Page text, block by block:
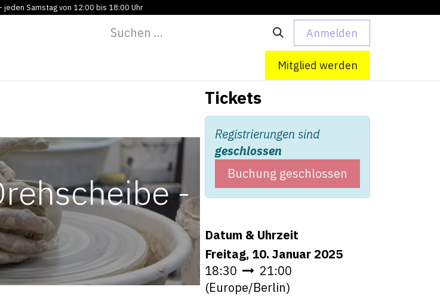
Samstag von 12:00 bis 18:00 Uhr
Anmelden
Mitglied werden
-
Tickets
Registrierungen sind
geschlossen
Buchung geschlossen
Datum & Uhrzeit
Freitag, 10. Januar 2025
18:30
21:00
(Europe/Berlin)